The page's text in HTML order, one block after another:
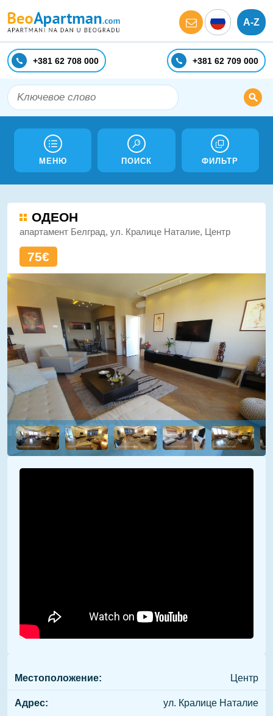
A-Z
+381 62 708 000 +381 62 709 000
МЕНЮ ПОИСК ФИЛЬТР
ОДЕОН
апартамент Белград, ул. Кралице Наталие, Центр
75€
Местоположение: Центр
Адрес: ул. Кралице Наталие